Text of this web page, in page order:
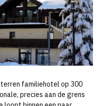
familiehotel op 300
precies aan de grens